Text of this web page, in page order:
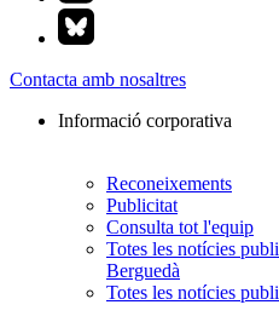
Contacta amb nosaltres
Informació corporativa
Reconeixements
Publicitat
Consulta tot l'equip
Totes les notícies
Berguedà
Totes les notícies